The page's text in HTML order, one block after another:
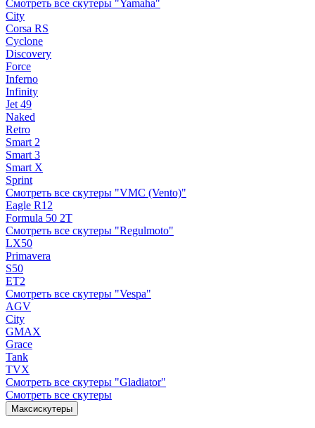
Смотреть все скутеры "Yamaha"
City
Corsa RS
Cyclone
Discovery
Force
Inferno
Infinity
Jet 49
Naked
Retro
Smart 2
Smart 3
Smart X
Sprint
Смотреть все скутеры "VMC (Vento)"
Eagle R12
Formula 50 2Т
Смотреть все скутеры "Regulmoto"
LX50
Primavera
S50
ET2
Смотреть все скутеры "Vespa"
AGV
City
GMAX
Grace
Tank
TVX
Смотреть все скутеры "Gladiator"
Смотреть все скутеры
Максискутеры